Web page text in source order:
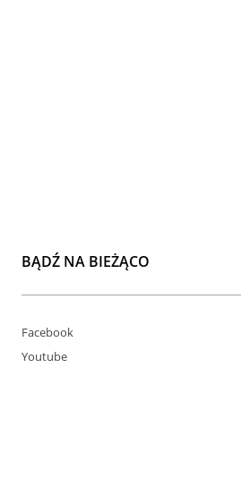
BĄDŹ NA BIEŻĄCO
Facebook
Youtube